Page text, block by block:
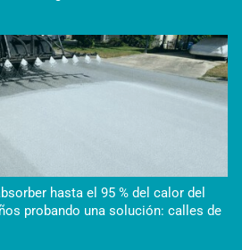
hasta el 95 % del calor del
probando una solución: calles de